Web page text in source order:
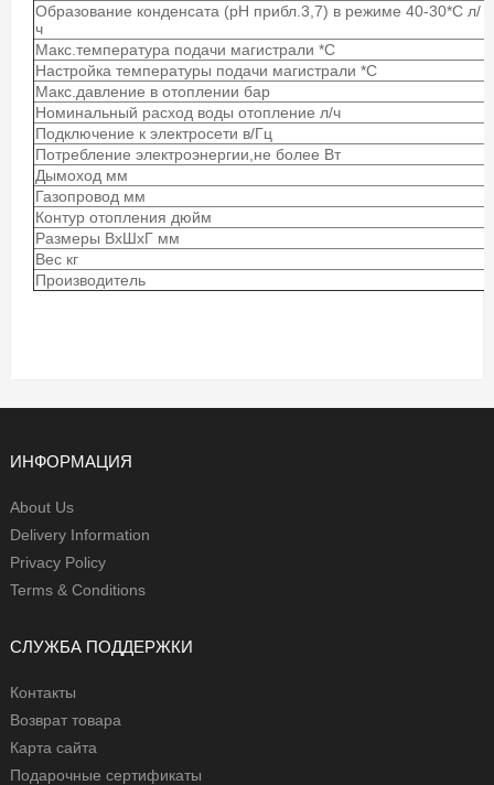
Образование конденсата (рН прибл.3,7) в режиме 40-30*С л/
ч
Макс.температура подачи магистрали *С
Настройка температуры подачи магистрали *С
Макс.давление в отоплении бар
Номинальный расход воды отопление л/ч
Подключение к электросети в/Гц
Потребление электроэнергии,не более Вт
Дымоход мм
Газопровод мм
Контур отопления дюйм
Размеры ВхШхГ мм
Вес кг
Производитель
ИНФОРМАЦИЯ
About Us
Delivery Information
Privacy Policy
Terms & Conditions
СЛУЖБА ПОДДЕРЖКИ
Контакты
Возврат товара
Карта сайта
Подарочные сертификаты